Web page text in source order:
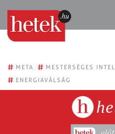
# META # MESTERSÉGES
# ENERGIAVÁLSÁG